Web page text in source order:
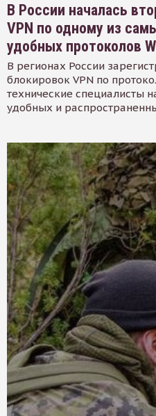
В России началась
VPN по одному из
удобных протоколов
В регионах России
блокировок VPN по
технические специалисты
удобных и